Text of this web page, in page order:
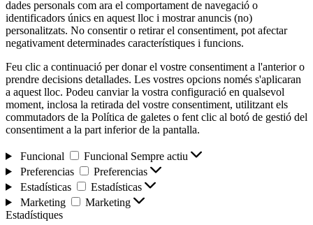
dades personals com ara el comportament de navegació o
identificadors únics en aquest lloc i mostrar anuncis (no)
personalitzats. No consentir o retirar el consentiment, pot afectar
negativament determinades característiques i funcions.
Feu clic a continuació per donar el vostre consentiment a l'anterior o
prendre decisions detallades. Les vostres opcions només s'aplicaran
a aquest lloc. Podeu canviar la vostra configuració en qualsevol
moment, inclosa la retirada del vostre consentiment, utilitzant els
commutadors de la Política de galetes o fent clic al botó de gestió del
consentiment a la part inferior de la pantalla.
Funcional Funcional Sempre actiu
Preferencias
Preferencias
Estadísticas
Estadísticas
Marketing
Marketing
Estadístiques